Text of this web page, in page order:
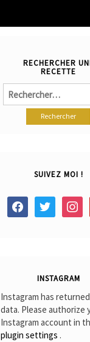
RECHERCHER
RECETTE
Rechercher :
SUIVEZ MOI !
facebook twitter instagram
INSTAGRAM
Instagram has
data. Please authorize
Instagram account in
plugin settings .